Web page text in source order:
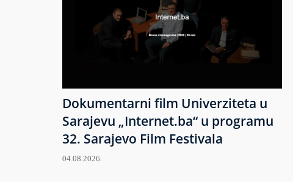
Dokumentarni film Univerziteta u
Sarajevu „Internet.ba“ u programu
32. Sarajevo Film Festivala
04.08.2026.